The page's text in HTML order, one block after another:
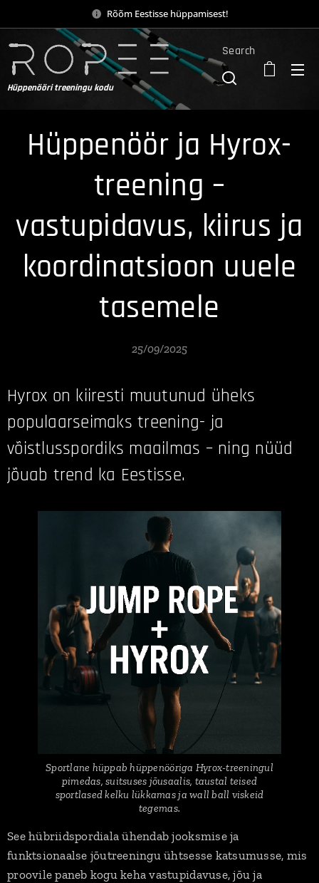
Rõõm Eestisse hüppamisest!
Hüppenööri treeningu kodu
Search
Hüppenöör ja Hyrox-
treening –
vastupidavus, kiirus ja
koordinatsioon uuele
tasemele
25/09/2025
Hyrox on kiiresti muutunud üheks
populaarseimaks treening- ja
võistlusspordiks maailmas – ning nüüd
jõuab trend ka Eestisse.
Sportlane hüppab hüppenööriga Hyrox-treeningul
pimedas, suitsuses jõusaalis, taustal teised
sportlased kelku lükkamas ja wall ball viskeid
tegemas.
See hübriidspordiala ühendab jooksmise ja
funktsionaalse jõutreeningu ühtsesse katsumusse, mis
proovile paneb kogu keha vastupidavuse, jõu ja